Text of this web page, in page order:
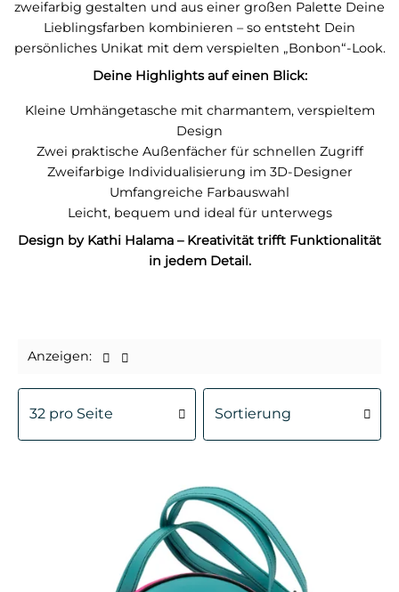
zweifarbig gestalten und aus einer großen Palette Deine
Lieblingsfarben kombinieren – so entsteht Dein
persönliches Unikat mit dem verspielten „Bonbon“-Look.
Deine Highlights auf einen Blick:
Kleine Umhängetasche mit charmantem, verspieltem
Design
Zwei praktische Außenfächer für schnellen Zugriff
Zweifarbige Individualisierung im 3D-Designer
Umfangreiche Farbauswahl
Leicht, bequem und ideal für unterwegs
Design by Kathi Halama – Kreativität trifft Funktionalität
in jedem Detail.
Anzeigen: